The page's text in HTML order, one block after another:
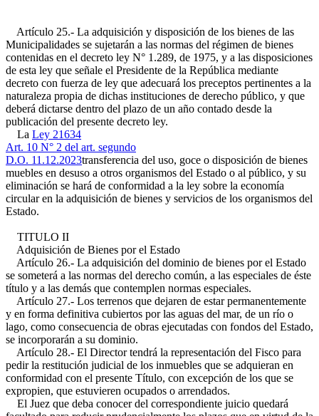
Artículo 25.- La adquisición y disposición de los bienes de las
Municipalidades se sujetarán a las normas del régimen de bienes
contenidas en el decreto ley N° 1.289, de 1975, y a las disposiciones
de esta ley que señale el Presidente de la República mediante
decreto con fuerza de ley que adecuará los preceptos pertinentes a la
naturaleza propia de dichas instituciones de derecho público, y que
deberá dictarse dentro del plazo de un año contado desde la
publicación del presente decreto ley.
La Ley 21634
Art. 10 N° 2 del art. segundo
D.O. 11.12.2023transferencia del uso, goce o disposición de bienes
muebles en desuso a otros organismos del Estado o al público, y su
eliminación se hará de conformidad a la ley sobre la economía
circular en la adquisición de bienes y servicios de los organismos del
Estado.
TITULO II
Adquisición de Bienes por el Estado
Artículo 26.- La adquisición del dominio de bienes por el Estado
se someterá a las normas del derecho común, a las especiales de éste
título y a las demás que contemplen normas especiales.
Artículo 27.- Los terrenos que dejaren de estar permanentemente
y en forma definitiva cubiertos por las aguas del mar, de un río o
lago, como consecuencia de obras ejecutadas con fondos del Estado,
se incorporarán a su dominio.
Artículo 28.- El Director tendrá la representación del Fisco para
pedir la restitución judicial de los inmuebles que se adquieran en
conformidad con el presente Título, con excepción de los que se
expropien, que estuvieren ocupados o arrendados.
El Juez que deba conocer del correspondiente juicio quedará